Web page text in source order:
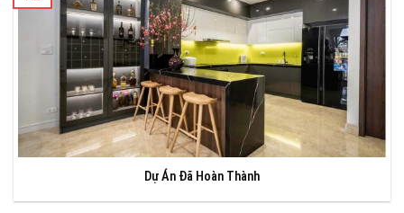
Dự Án Đã Hoàn Thành